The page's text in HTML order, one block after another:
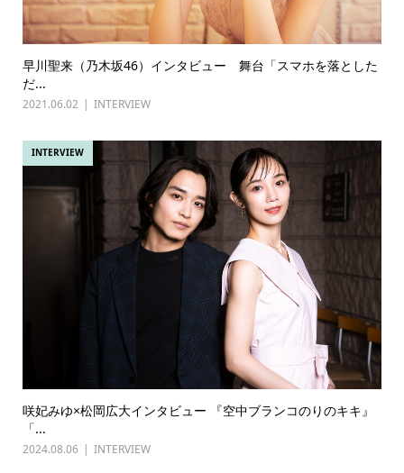
早川聖来（乃木坂46）インタビュー 舞台「スマホを落とした
だ...
2021.06.02 INTERVIEW
INTERVIEW
咲妃みゆ×松岡広大インタビュー 『空中ブランコのりのキキ』
「...
2024.08.06 INTERVIEW